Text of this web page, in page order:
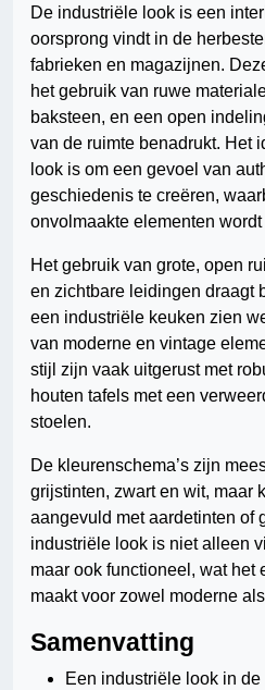
De industriële look is een
oorsprong vindt in de
fabrieken en magazijnen.
het gebruik van ruwe
baksteen, en een open
van de ruimte benadrukt. Het
look is om een gevoel van
geschiedenis te creëren,
onvolmaakte elementen wordt
Het gebruik van grote, open
en zichtbare leidingen draagt
een industriële keuken zien
van moderne en vintage
stijl zijn vaak uitgerust met
houten tafels met een
stoelen.
De kleurenschema’s zijn
grijstinten, zwart en wit, maar
aangevuld met aardetinten of
industriële look is niet alleen
maar ook functioneel, wat het
maakt voor zowel moderne
Samenvatting
Een industriële look in